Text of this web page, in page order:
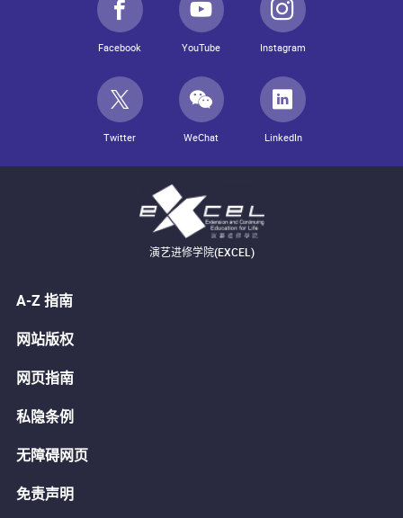
Facebook YouTube Instagram
Twitter WeChat LinkedIn
演艺进修学院(EXCEL)
A-Z 指南
网站版权
网页指南
私隐条例
无障碍网页
免责声明